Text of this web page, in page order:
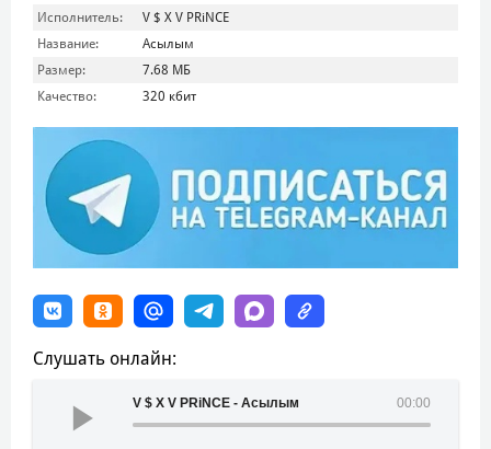
Исполнитель:
V $ X V PRiNCE
Название:
Асылым
Размер:
7.68 МБ
Качество:
320 кбит
Слушать онлайн:
00:00
V $ X V PRiNCE - Асылым